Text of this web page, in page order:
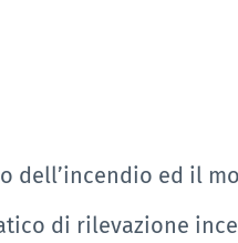
ed il
di rilevazione